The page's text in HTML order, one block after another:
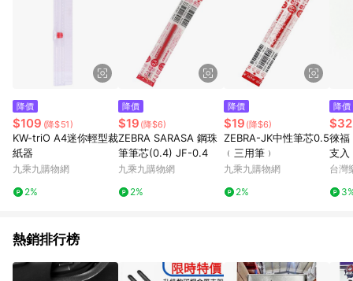
價券等虛擬貨幣折抵 4. 大宗採購或批發轉賣不具回饋資格： 如
有相關事證認定您為大宗採購、批發轉賣而非最終消費使用者，
相關認定以Yahoo購物中心之認定為準
降價
$109 (降$51)
KW-triO A4迷你輕型裁
紙器
九乘九購物網
2%
降價
$19 (降$6)
ZEBRA SARASA 鋼珠
筆筆芯(0.4) JF-0.4
九乘九購物網
2%
降價
$19 (降$6)
ZEBRA-JK中性筆芯0.5
﹙三用筆﹚
九乘九購物網
2%
降價
$32
徠福
支
P滿
8/31
台灣
熱銷排行榜